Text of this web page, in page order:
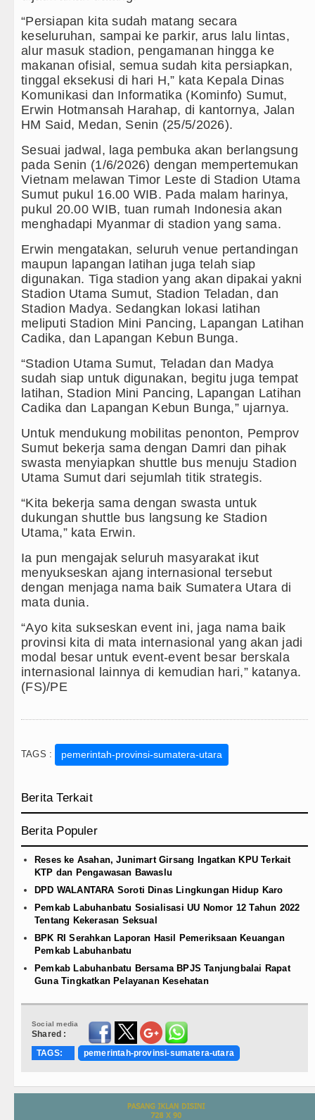
“Persiapan kita sudah matang secara
keseluruhan, sampai ke parkir, arus lalu lintas,
alur masuk stadion, pengamanan hingga ke
makanan ofisial, semua sudah kita persiapkan,
tinggal eksekusi di hari H,” kata Kepala Dinas
Komunikasi dan Informatika (Kominfo) Sumut,
Erwin Hotmansah Harahap, di kantornya, Jalan
HM Said, Medan, Senin (25/5/2026).
Sesuai jadwal, laga pembuka akan berlangsung
pada Senin (1/6/2026) dengan mempertemukan
Vietnam melawan Timor Leste di Stadion Utama
Sumut pukul 16.00 WIB. Pada malam harinya,
pukul 20.00 WIB, tuan rumah Indonesia akan
menghadapi Myanmar di stadion yang sama.
Erwin mengatakan, seluruh venue pertandingan
maupun lapangan latihan juga telah siap
digunakan. Tiga stadion yang akan dipakai yakni
Stadion Utama Sumut, Stadion Teladan, dan
Stadion Madya. Sedangkan lokasi latihan
meliputi Stadion Mini Pancing, Lapangan Latihan
Cadika, dan Lapangan Kebun Bunga.
“Stadion Utama Sumut, Teladan dan Madya
sudah siap untuk digunakan, begitu juga tempat
latihan, Stadion Mini Pancing, Lapangan Latihan
Cadika dan Lapangan Kebun Bunga,” ujarnya.
Untuk mendukung mobilitas penonton, Pemprov
Sumut bekerja sama dengan Damri dan pihak
swasta menyiapkan shuttle bus menuju Stadion
Utama Sumut dari sejumlah titik strategis.
“Kita bekerja sama dengan swasta untuk
dukungan shuttle bus langsung ke Stadion
Utama,” kata Erwin.
Ia pun mengajak seluruh masyarakat ikut
menyukseskan ajang internasional tersebut
dengan menjaga nama baik Sumatera Utara di
mata dunia.
“Ayo kita sukseskan event ini, jaga nama baik
provinsi kita di mata internasional yang akan jadi
modal besar untuk event-event besar berskala
internasional lainnya di kemudian hari,” katanya.
(FS)/PE
TAGS : pemerintah-provinsi-sumatera-utara
Berita Terkait
Berita Populer
Reses ke Asahan, Junimart Girsang Ingatkan KPU Terkait
KTP dan Pengawasan Bawaslu
DPD WALANTARA Soroti Dinas Lingkungan Hidup Karo
Pemkab Labuhanbatu Sosialisasi UU Nomor 12 Tahun 2022
Tentang Kekerasan Seksual
BPK RI Serahkan Laporan Hasil Pemeriksaan Keuangan
Pemkab Labuhanbatu
Pemkab Labuhanbatu Bersama BPJS Tanjungbalai Rapat
Guna Tingkatkan Pelayanan Kesehatan
Social media
Shared :
TAGS:
pemerintah-provinsi-sumatera-utara